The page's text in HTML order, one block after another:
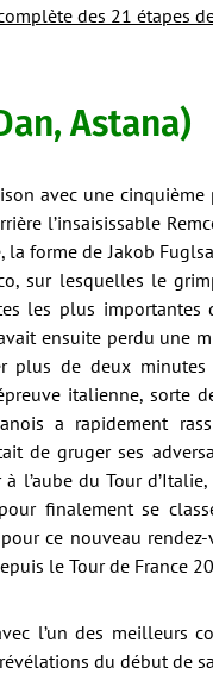
des 21 étapes
Astana)
avec une
l’insaisissable
forme de Jakob
sur lesquelles le
les plus importantes
ensuite perdu une
plus de deux
italienne, sorte
a rapidement
de gruger ses
l’aube du Tour
finalement se
ce nouveau
le Tour de France
l’un des meilleurs
du début de